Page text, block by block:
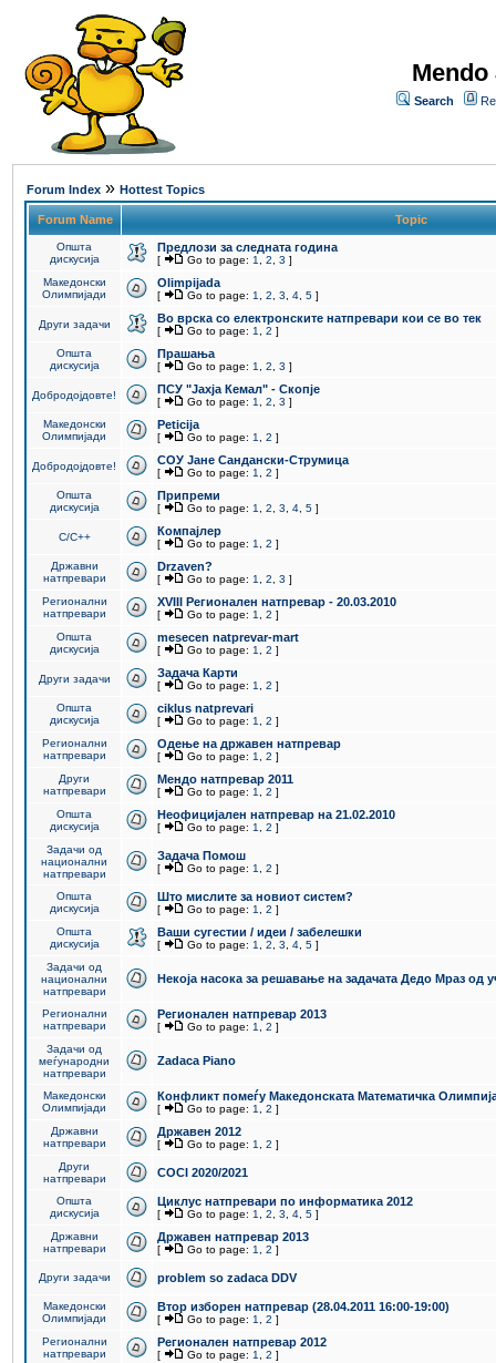
Search
Forum Index » Hottest Topics
Forum Name Topic
Општа
дискусија
Предлози за следната година
[ Go to page: 1 2 3 ]
Македонски
Олимпијади
Olimpijada
[ Go to page: 1 2 3 4 5 ]
Други задачи Во врска со електронските натпревари кои се во тек
[ Go to page: 1 2 ]
Општа
дискусија
Прашања
[ Go to page: 1 2 3 ]
Добродојдовте! ПCУ "Јахја Кемал" - Скопје
[ Go to page: 1 2 3 ]
Македонски
Олимпијади
Peticija
[ Go to page: 1 2 ]
Добродојдовте! СОУ Јане Сандански-Струмица
[ Go to page: 1 2 ]
Општа
дискусија
Припреми
[ Go to page: 1 2 3 4 5 ]
C/C++ Компајлер
[ Go to page: 1 2 ]
Државни
натпревари
Drzaven?
[ Go to page: 1 2 3 ]
Регионални
натпревари
XVIII Регионален натпревар - 20.03.2010
[ Go to page: 1 2 ]
Општа
дискусија
mesecen natprevar-mart
[ Go to page: 1 2 ]
Други задачи Задача Карти
[ Go to page: 1 2 ]
Општа
дискусија
ciklus natprevari
[ Go to page: 1 2 ]
Регионални
натпревари
Одење на државен натпревар
[ Go to page: 1 2 ]
Други
натпревари
Мендо натпревар 2011
[ Go to page: 1 2 ]
Општа
дискусија
Неофицијален натпревар на 21.02.2010
[ Go to page: 1 2 ]
Задачи од
национални
натпревари
Задача Помош
[ Go to page: 1 2 ]
Општа
дискусија
Што мислите за новиот систем?
[ Go to page: 1 2 ]
Општа
дискусија
Ваши сугестии / идеи / забелешки
[ Go to page: 1 2 3 4 5 ]
Задачи од
национални
натпревари
Некоја насока за решавање на задачата Дедо Мраз од
Регионални
натпревари
Регионален натпревар 2013
[ Go to page: 1 2 ]
Задачи од
меѓународни
натпревари
Zadaca Piano
Македонски
Олимпијади
Конфликт помеѓу Македонската Математичка
[ Go to page: 1 2 ]
Државни
натпревари
Државен 2012
[ Go to page: 1 2 ]
Други
натпревари
COCI 2020/2021
Општа
дискусија
Циклус натпревари по информатика 2012
[ Go to page: 1 2 3 4 5 ]
Државни
натпревари
Државен натпревар 2013
[ Go to page: 1 2 ]
Други задачи problem so zadaca DDV
Македонски
Олимпијади
Втор изборен натпревар (28.04.2011 16:00-19:00)
[ Go to page: 1 2 ]
Регионални
натпревари
Регионален натпревар 2012
[ Go to page: 1 2 ]